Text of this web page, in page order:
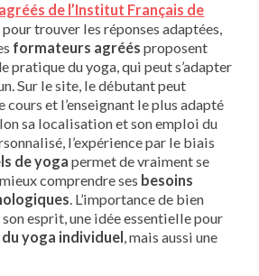
de l’Institut Français de
pour trouver les réponses adaptées,
formateurs agréés proposent
pratique du yoga, qui peut s’adapter
Sur le site, le débutant peut
et l’enseignant le plus adapté
sa localisation et son emploi du
l’expérience par le biais
de yoga permet de vraiment se
comprendre ses besoins
. L’importance de bien
esprit, une idée essentielle pour
yoga individuel , mais aussi une